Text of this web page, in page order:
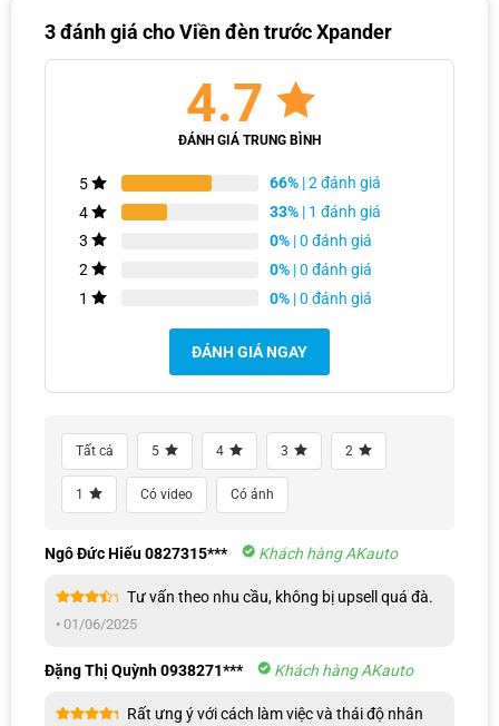
cũng giúp bảo vệ mặt kính khi xảy ra va chạm.
Món phụ kiện giúp làm tăng vẻ ngoài khỏe
khoắn, sang trọng cho xe
Thiết kế viền đèn trước xe Xpander
✔️Chất liệu chính cấu thành sản phẩm là nhựa
ABS cao cấp được mạ crom sáng bóng. Thiết
kế này giúp mang lại vẻ tinh tế, sang trọng cho
yếu tố thẩm mỹ mà vẫn đảm bảo được sự nhẹ
nhàng, bền bỉ cho quá trình vận hành.
✔️Thiết kế chuẩn theo form dáng của Xpander
sẽ đảm bảo được “tính phù hợp”. Các góc
3 đánh giá choViền đèn trước Xpander
4.7
ĐÁNH GIÁ TRUNG BÌNH
5 66% | 2 đánh giá
4
33% | 1 đánh giá
3
0% | 0 đánh giá
2
0% | 0 đánh giá
1
0% | 0 đánh giá
ĐÁNH GIÁ NGAY
Tất cả 5 4 3 2
1 Có video Có ảnh
Ngô Đức Hiếu 0827315*** Khách hàng AKauto
xếp
Tư vấn theo nhu cầu, không bị upsell quá đà.
• 01/06/2025
Đặng Thị Quỳnh 0938271*** Khách hàng AKauto
Rất ưng ý với cách làm việc và thái độ nhân